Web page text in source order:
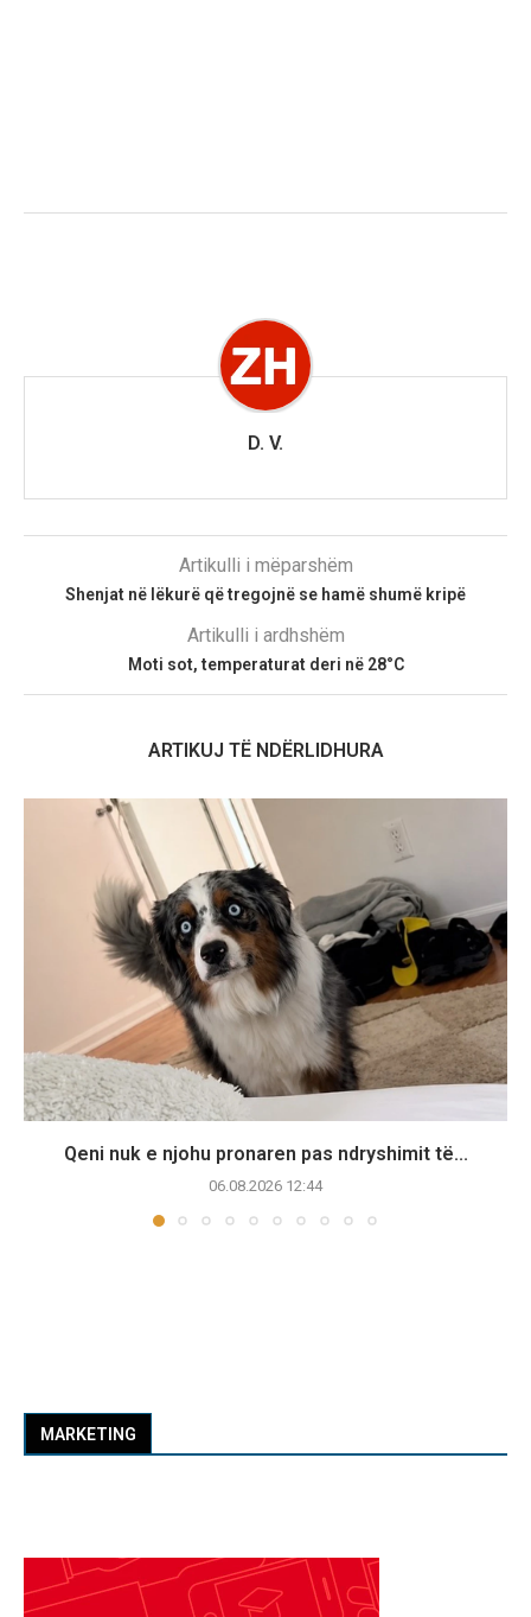
D. V.
Artikulli i mëparshëm
Shenjat në lëkurë që tregojnë se hamë shumë kripë
Artikulli i ardhshëm
Moti sot, temperaturat deri në 28°C
ARTIKUJ TË NDËRLIDHURA
Qeni nuk e njohu pronaren pas ndryshimit të...
06.08.2026 12:44
MARKETING